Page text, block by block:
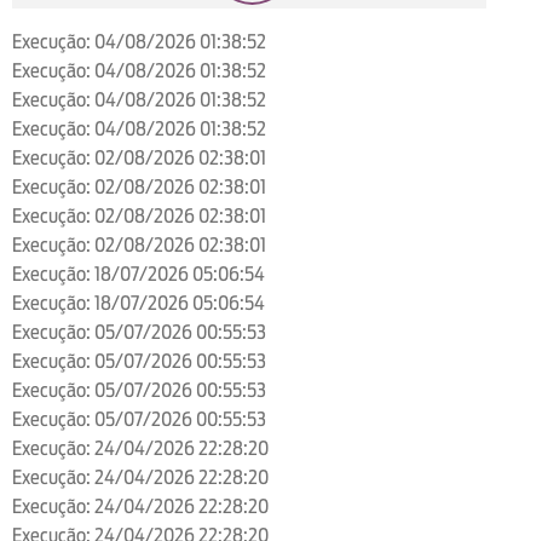
Execução: 04/08/2026 01:38:52
Execução: 04/08/2026 01:38:52
Execução: 04/08/2026 01:38:52
Execução: 04/08/2026 01:38:52
Execução: 02/08/2026 02:38:01
Execução: 02/08/2026 02:38:01
Execução: 02/08/2026 02:38:01
Execução: 02/08/2026 02:38:01
Execução: 18/07/2026 05:06:54
Execução: 18/07/2026 05:06:54
Execução: 05/07/2026 00:55:53
Execução: 05/07/2026 00:55:53
Execução: 05/07/2026 00:55:53
Execução: 05/07/2026 00:55:53
Execução: 24/04/2026 22:28:20
Execução: 24/04/2026 22:28:20
Execução: 24/04/2026 22:28:20
Execução: 24/04/2026 22:28:20